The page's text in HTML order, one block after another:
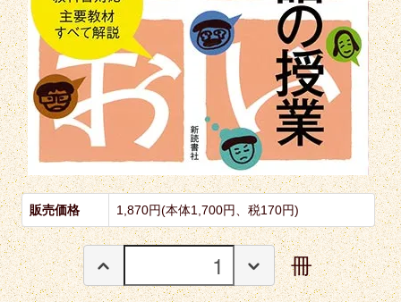
販売価格 1,870円(本体1,700円、税170円)
冊